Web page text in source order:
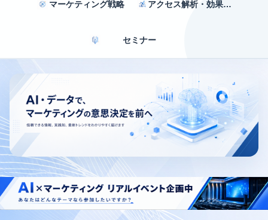
マーケティング戦略 アクセス解析・効果測定
セミナー